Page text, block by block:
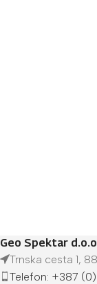
Geo Spektar
Trnska cesta 1,
Telefon: +387 (0)